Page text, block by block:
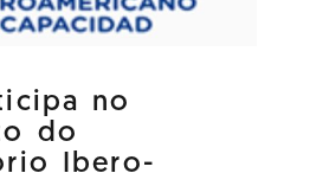
no
do
Ibero-